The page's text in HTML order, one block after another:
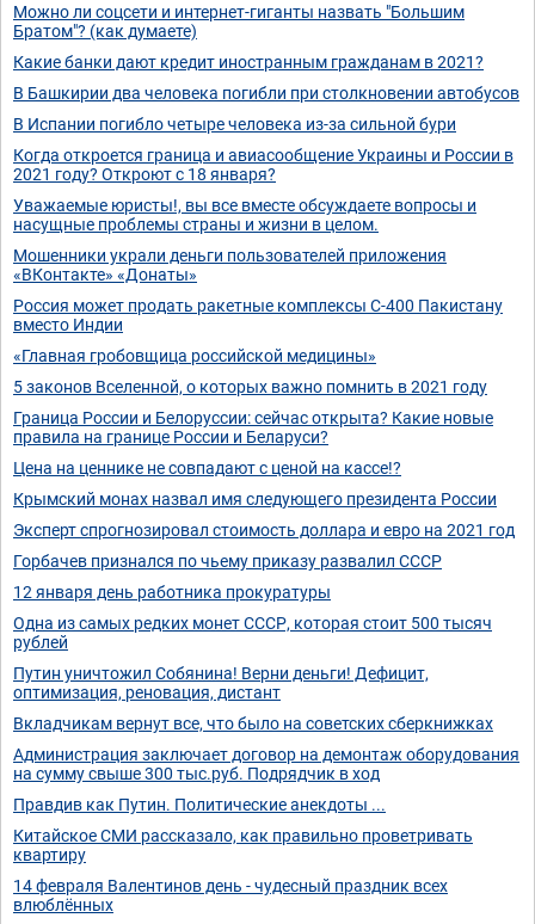
Можно ли соцсети и интернет-гиганты назвать "Большим
Братом"? (как думаете)
Какие банки дают кредит иностранным гражданам в 2021?
В Башкирии два человека погибли при столкновении автобусов
В Испании погибло четыре человека из-за сильной бури
Когда откроется граница и авиасообщение Украины и России в
2021 году? Откроют с 18 января?
Уважаемые юристы!, вы все вместе обсуждаете вопросы и
насущные проблемы страны и жизни в целом.
Мошенники украли деньги пользователей приложения
«ВКонтакте» «Донаты»
Россия может продать ракетные комплексы С-400 Пакистану
вместо Индии
«Главная гробовщица российской медицины»
5 законов Вселенной, о которых важно помнить в 2021 году
Граница России и Белоруссии: сейчас открыта? Какие новые
правила на границе России и Беларуси?
Цена на ценнике не совпадают с ценой на кассе!?
Крымский монах назвал имя следующего президента России
Эксперт спрогнозировал стоимость доллара и евро на 2021 год
Горбачев признался по чьему приказу развалил СССР
12 января день работника прокуратуры
Одна из самых редких монет СССР, которая стоит 500 тысяч
рублей
Путин уничтожил Собянина! Верни деньги! Дефицит,
оптимизация, реновация, дистант
Вкладчикам вернут все, что было на советских сберкнижках
Администрация заключает договор на демонтаж оборудования
на сумму свыше 300 тыс.руб. Подрядчик в ход
Правдив как Путин. Политические анекдоты ...
Китайское СМИ рассказало, как правильно проветривать
квартиру
14 февраля Валентинов день - чудесный праздник всех
влюблённых